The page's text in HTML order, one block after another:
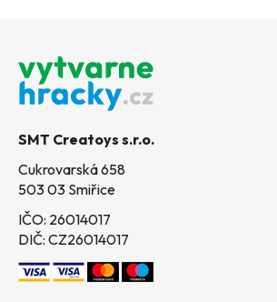
SMT Creatoys s.r.o.
Cukrovarská 658
503 03 Smiřice
IČO: 26014017
DIČ: CZ26014017